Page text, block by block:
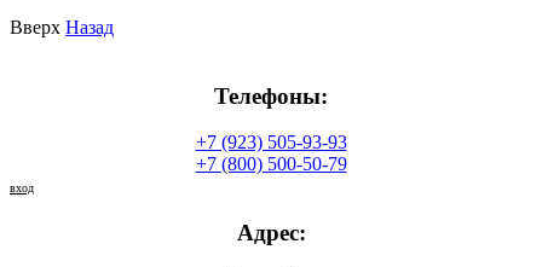
Вверх Назад
Телефоны:
+7 (923) 505-93-93
+7 (800) 500-50-79
вход
Адрес: